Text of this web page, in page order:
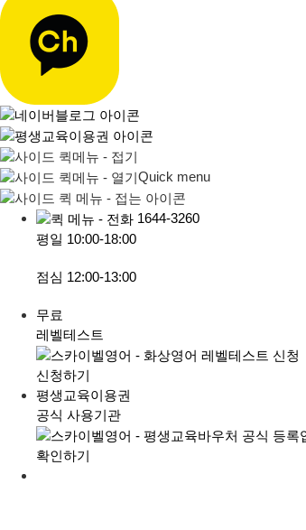
Quick menu
1644-3260
평일 10:00-18:00
점심 12:00-13:00
무료
레벨테스트
신청하기
평생교육이용권
공식 사용기관
확인하기